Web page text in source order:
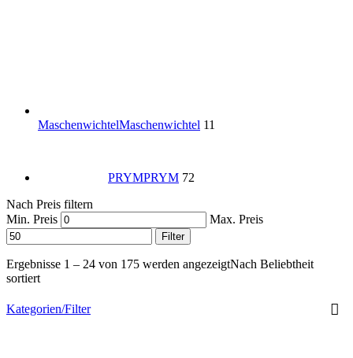
MaschenwichtelMaschenwichtel 11
PRYMPRYM 72
Nach Preis filtern
Min. Preis
Max. Preis
Filter
Ergebnisse 1 – 24 von 175 werden angezeigtNach Beliebtheit
sortiert
Kategorien/Filter